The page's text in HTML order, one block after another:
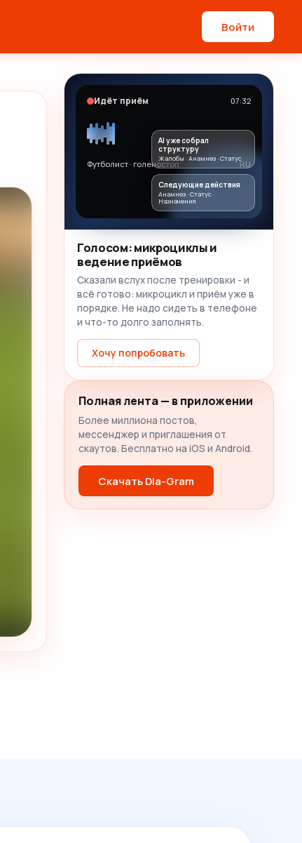
Войти
Идёт приём 07:32
Футболист · голеностоп RU
AI уже собрал
структуру
Жалобы · Анамнез · Статус
Следующие действия
Анамнез · Статус ·
Назначения
Голосом: микроциклы и
ведение приёмов
Сказали вслух после тренировки - и
всё готово: микроцикл и приём уже в
порядке. Не надо сидеть в телефоне
и что-то долго заполнять.
Хочу попробовать
Полная лента — в приложении
Более миллиона постов,
мессенджер и приглашения от
скаутов. Бесплатно на iOS и Android.
Скачать Dia-Gram